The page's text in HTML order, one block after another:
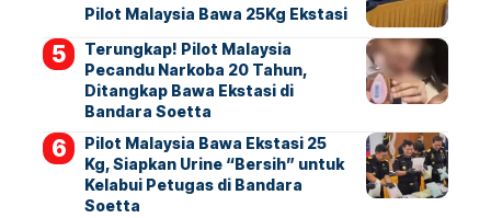
Pilot Malaysia Bawa 25Kg Ekstasi
Terungkap! Pilot Malaysia
Pecandu Narkoba 20 Tahun,
Ditangkap Bawa Ekstasi di
Bandara Soetta
Pilot Malaysia Bawa Ekstasi 25
Kg, Siapkan Urine “Bersih” untuk
Kelabui Petugas di Bandara
Soetta